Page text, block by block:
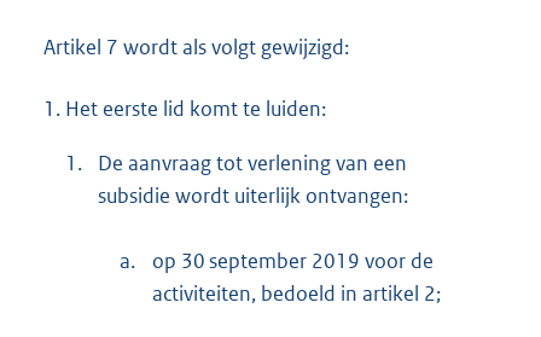
Artikel 7 wordt als volgt gewijzigd:
1. Het eerste lid komt te luiden:
1.
De aanvraag tot verlening van een
subsidie wordt uiterlijk ontvangen:
a.
op 30 september 2019 voor de
activiteiten, bedoeld in artikel 2;